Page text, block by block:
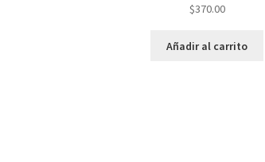
$370.00
Añadir al carrito